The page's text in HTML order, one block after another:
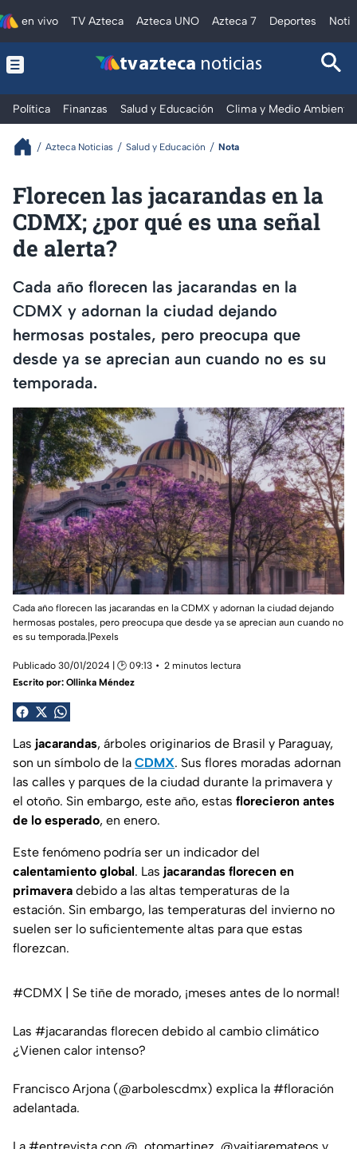
en vivo TV Azteca Azteca UNO Azteca 7 Deportes
tv azteca noticias
Política Finanzas Salud y Educación Clima y Medio Ambiente
Azteca Noticias Salud y Educación Nota
Florecen las jacarandas en la
CDMX; ¿por qué es una señal
de alerta?
Cada año florecen las jacarandas en la
CDMX y adornan la ciudad dejando
hermosas postales, pero preocupa que
desde ya se aprecian aun cuando no es su
temporada.
Cada año florecen las jacarandas en la CDMX y adornan la ciudad dejando
hermosas postales, pero preocupa que desde ya se aprecian aun cuando no
es su temporada.|Pexels
Publicado 30/01/2024 | 🕑 09:13
2 minutos lectura
Escrito por: Ollinka Méndez
Las jacarandas, árboles originarios de Brasil y Paraguay,
son un símbolo de la CDMX. Sus flores moradas adornan
las calles y parques de la ciudad durante la primavera y
el otoño. Sin embargo, este año, estas florecieron antes
de lo esperado, en enero.
Este fenómeno podría ser un indicador del
calentamiento global. Las jacarandas florecen en
primavera debido a las altas temperaturas de la
estación. Sin embargo, las temperaturas del invierno no
suelen ser lo suficientemente altas para que estas
florezcan.
#CDMX | Se tiñe de morado, ¡meses antes de lo normal!
Las #jacarandas florecen debido al cambio climático
¿Vienen calor intenso?
Francisco Arjona (@arbolescdmx) explica la #floración
adelantada.